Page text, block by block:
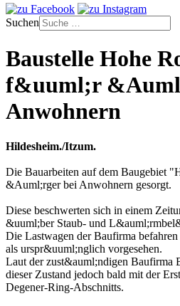
Suchen
Baustelle Hohe
f&uuml;r
Anwohnern
Hildesheim./Itzum.
Die Bauarbeiten auf dem Baugebiet
&Auml;rger bei Anwohnern gesorgt.
Diese beschwerten sich in einem
&uuml;ber Staub- und
Die Lastwagen der Baufirma
als urspr&uuml;nglich vorgesehen.
Laut der zust&auml;ndigen Baufirma
dieser Zustand jedoch bald mit der
Degener-Ring-Abschnitts.